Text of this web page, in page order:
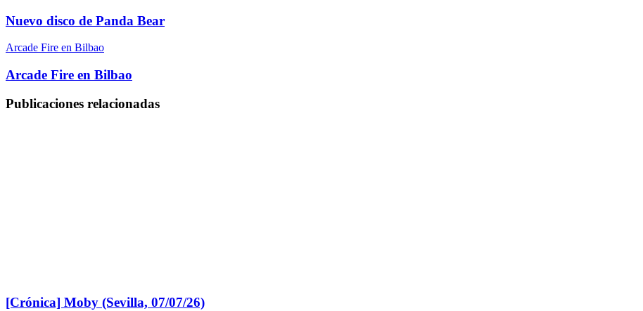
Nuevo disco de Panda Bear
Arcade Fire en Bilbao
Arcade Fire en Bilbao
Publicaciones relacionadas
[Crónica] Moby (Sevilla, 07/07/26)